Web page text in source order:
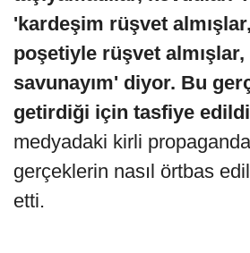
'kardeşim rüşvet
poşetiyle rüşvet almışlar,
savunayım' diyor. Bu
getirdiği için tasfiye
medyadaki kirli
gerçeklerin nasıl örtbas
etti.